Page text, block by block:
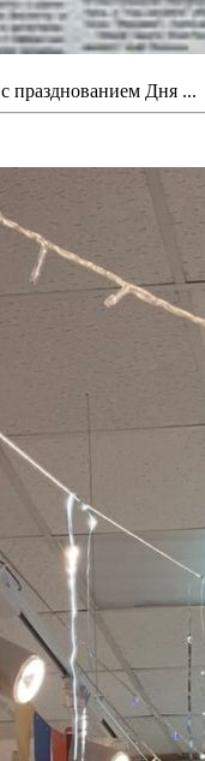
празднованием Дня ...